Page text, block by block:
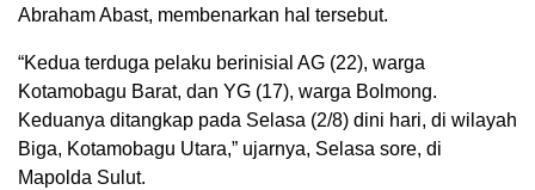
Abraham Abast, membenarkan hal tersebut.
“Kedua terduga pelaku berinisial AG (22), warga
Kotamobagu Barat, dan YG (17), warga Bolmong.
Keduanya ditangkap pada Selasa (2/8) dini hari, di wilayah
Biga, Kotamobagu Utara,” ujarnya, Selasa sore, di
Mapolda Sulut.